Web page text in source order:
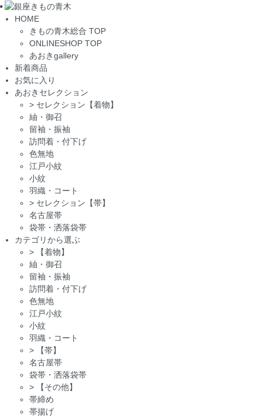
Toggle
navigation
HOME
きもの青木総合 TOP
ONLINESHOP TOP
あおきgallery
新着商品
お気に入り
あおきセレクション
> セレクション【着物】
紬・御召
留袖・振袖
訪問着・付下げ
色無地
江戸小紋
小紋
羽織・コート
> セレクション【帯】
名古屋帯
袋帯・洒落袋帯
カテゴリから選ぶ
>
【着物】
紬・御召
留袖・振袖
訪問着・付下げ
色無地
江戸小紋
小紋
羽織・コート
>
【帯】
名古屋帯
袋帯・洒落袋帯
>
【その他】
帯締め
帯揚げ